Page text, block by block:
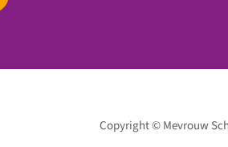
Copyright © Mevrouw